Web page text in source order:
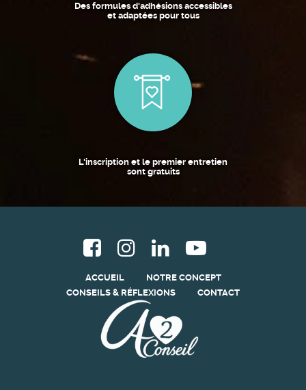
Des formules d'adhésions accessibles
et adaptées pour tous
L'inscription et le premier entretien
sont gratuits
ACCUEIL
NOTRE CONCEPT
CONSEILS & RÉFLEXIONS
CONTACT